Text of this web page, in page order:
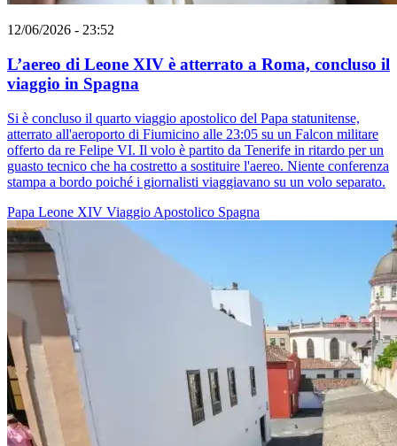
12/06/2026 - 23:52
L’aereo di Leone XIV è atterrato a Roma, concluso il
viaggio in Spagna
Si è concluso il quarto viaggio apostolico del Papa statunitense,
atterrato all'aeroporto di Fiumicino alle 23:05 su un Falcon militare
offerto da re Felipe VI. Il volo è partito da Tenerife in ritardo per un
guasto tecnico che ha costretto a sostituire l'aereo. Niente conferenza
stampa a bordo poiché i giornalisti viaggiavano su un volo separato.
Papa Leone XIV Viaggio Apostolico Spagna